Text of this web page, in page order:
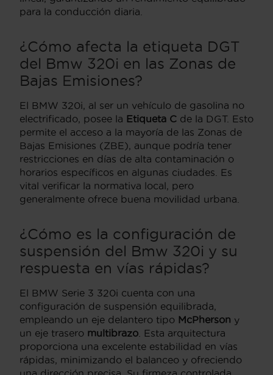
para la conducción diaria.
¿Cómo afecta la etiqueta DGT
del Bmw 320i en las Zonas de
Bajas Emisiones?
El BMW 320i, al ser un vehículo de gasolina no
electrificado, posee la Etiqueta C de la DGT. Esto
permite el acceso a la mayoría de las Zonas de
Bajas Emisiones (ZBE), aunque podría tener
restricciones en días de alta contaminación o
horarios específicos en algunas ciudades. Es
vital verificar la normativa local, pero
generalmente ofrece buena movilidad urbana.
¿Cómo es la configuración de
suspensión del Bmw 320i y su
respuesta en vías rápidas?
El BMW Serie 3 320i cuenta con una
configuración de suspensión equilibrada,
empleando un eje delantero tipo McPherson y
un eje trasero multibrazo . Esta arquitectura
proporciona una excelente estabilidad en vías
rápidas, minimizando el balanceo y ofreciendo